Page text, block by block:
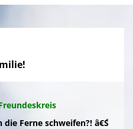
Ferne schweifen?! â€Ś